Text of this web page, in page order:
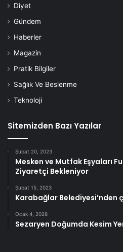
Diyet
Gündem
Haberler
Magazin
Pratik Bilgiler
Sağlık Ve Beslenme
Teknoloji
Sitemizden Bazı Yazılar
Şubat 20, 2023
Mesken ve Mutfak Eşyaları
Ziyaretçi Bekleniyor
Şubat 15, 2023
Karabağlar Belediyesi’nden
Ocak 4, 2026
Sezaryen Doğumda Kesim